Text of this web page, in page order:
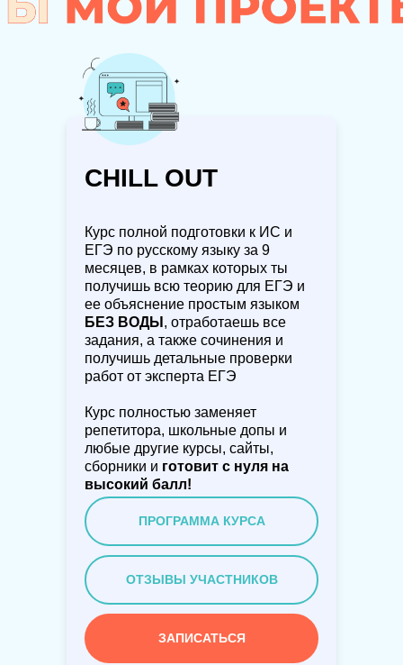
CHILL OUT
Курс полной подготовки к ИС и
ЕГЭ по русскому языку за 9
месяцев, в рамках которых ты
получишь всю теорию для ЕГЭ и
ее объяснение простым языком
БЕЗ ВОДЫ , отработаешь все
задания, а также сочинения и
получишь детальные проверки
работ от эксперта ЕГЭ
Курс полностью заменяет
репетитора, школьные допы и
любые другие курсы, сайты,
сборники и готовит с нуля на
высокий балл!
ПРОГРАММА КУРСА
ЗАПИСАТЬСЯ
ОТЗЫВЫ УЧАСТНИКОВ